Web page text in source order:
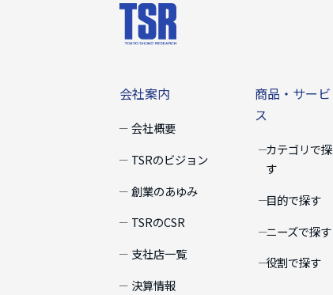
会社案内
会社概要
TSRのビジョン
創業のあゆみ
TSRのCSR
支社店一覧
決算情報
商品・サービ
ス
カテゴリで探
す
目的で探す
ニーズで探す
役割で探す